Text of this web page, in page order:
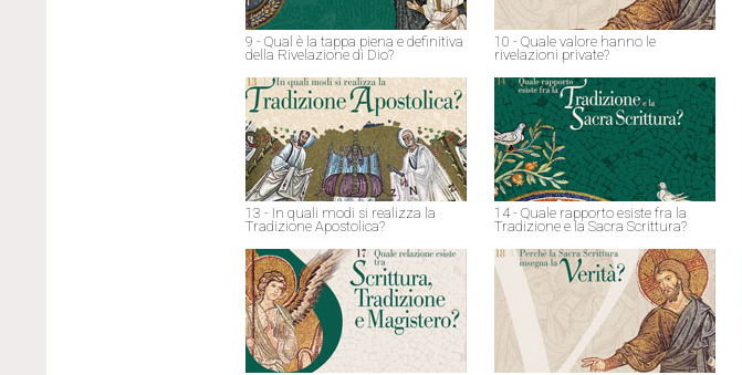
9 - Qual è la tappa piena e definitiva
della Rivelazione di Dio?
10 - Quale valore hanno le
rivelazioni private?
13 - In quali modi si realizza la
Tradizione Apostolica?
14 - Quale rapporto esiste fra la
Tradizione e la Sacra Scrittura?